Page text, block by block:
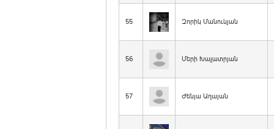
55 Զորիկ Մանուկյան
56 Մերի Խաչատրյան
57 Ժենյա Աղայան